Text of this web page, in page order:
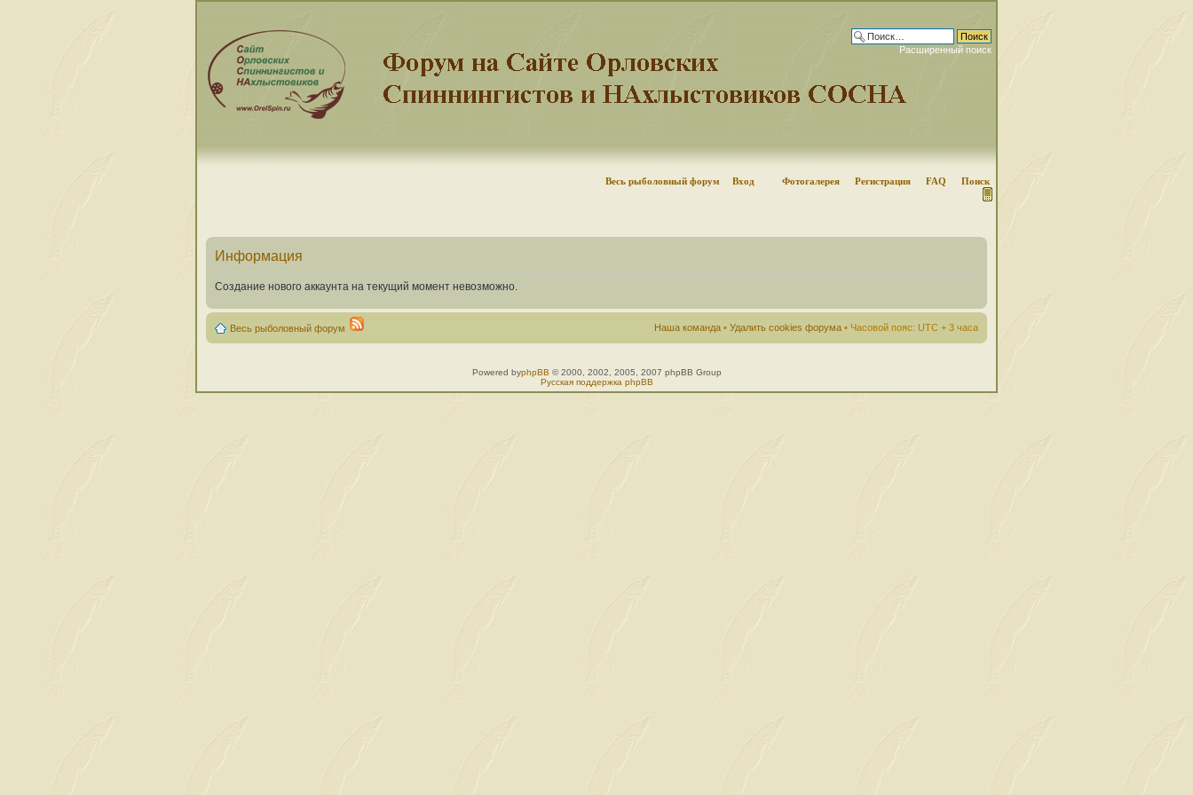
Расширенный поиск
Весь рыболовный форум Вход Фотогалерея Регистрация FAQ Поиск
Информация
Создание нового аккаунта на текущий момент невозможно.
Весь рыболовный форум Наша команда • Удалить cookies форума • Часовой пояс: UTC + 3 часа
Powered byphpBB © 2000, 2002, 2005, 2007 phpBB Group
Русская поддержка phpBB